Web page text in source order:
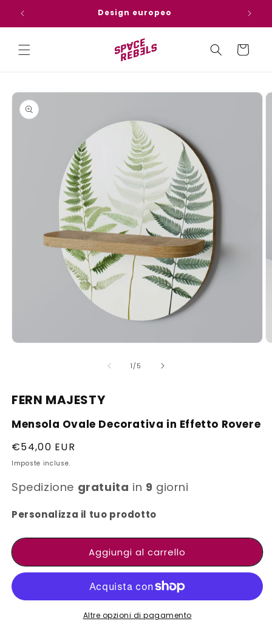
direttamente
ai contenuti
Design europeo
Carrello
informazioni
prodotto
modale
1 /su
5
FERN MAJESTY
Mensola Ovale Decorativa in Effetto Rovere
Prezzo
di
€54,00 EUR
Imposte incluse.
Spedizione gratuita in 9 giorni
Personalizza il tuo prodotto
Aggiungi al carrello
Altre opzioni di pagamento